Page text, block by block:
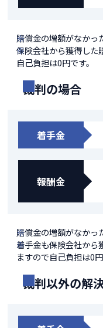
賠償金の増額がなかっ
保険会社から獲得した
自己負担は0円です。
裁判の場合
着手金
報酬金
賠償金の増額がなかっ
着手金も保険会社から
ますので自己負担は0円
裁判以外の解